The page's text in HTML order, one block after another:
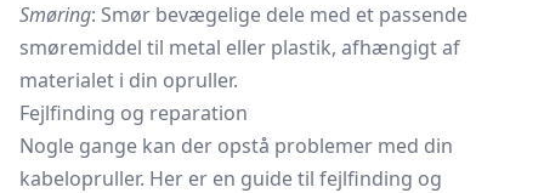
Smøring: Smør bevægelige dele med et passende
smøremiddel til metal eller plastik, afhængigt af
materialet i din opruller.
Fejlfinding og reparation
Nogle gange kan der opstå problemer med din
kabelopruller. Her er en guide til fejlfinding og